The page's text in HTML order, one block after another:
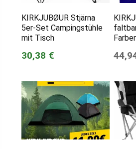
KIRKJUBØUR Stjärna
5er-Set Campingstühle
mit Tisch
30,38 €